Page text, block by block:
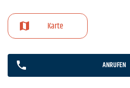
Karte
ANRUFEN